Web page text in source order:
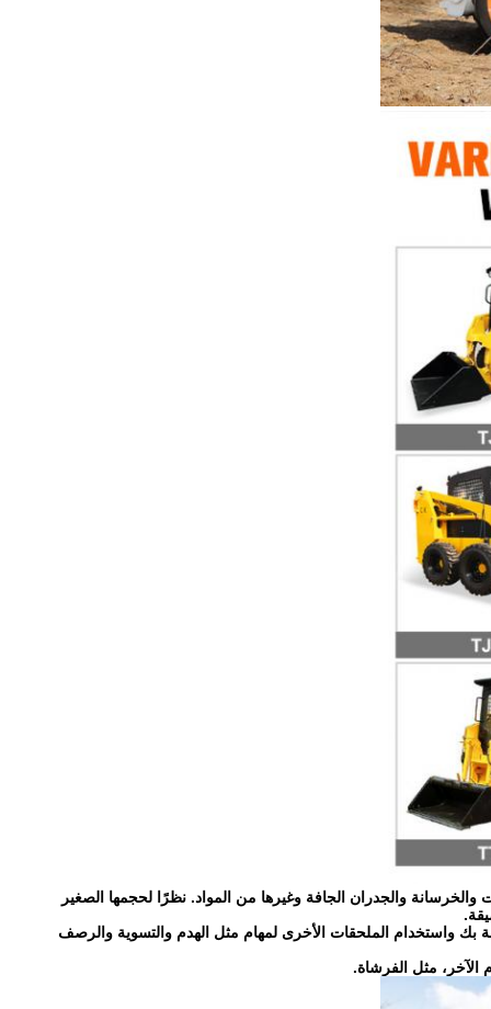
والجدران الجافة وغيرها من المواد. نظرًا لحجمها الصغير
بك واستخدام الملحقات الأخرى لمهام مثل الهدم والتسوية والرصف
الآخر، مثل الفرشاة.